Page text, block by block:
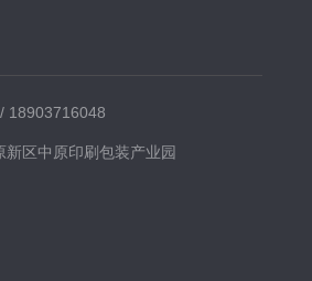
18903716048
区中原印刷包装产业园